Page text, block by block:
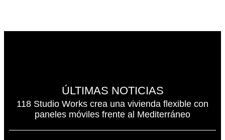
ÚLTIMAS NOTICIAS
118 Studio Works crea una vivienda flexible con
paneles móviles frente al Mediterráneo